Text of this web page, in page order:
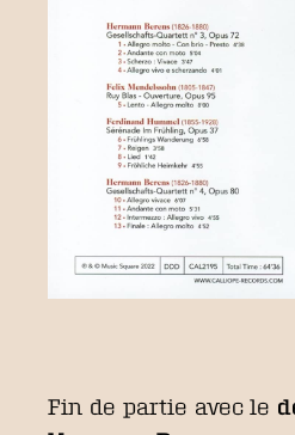
Fin de partie avec le